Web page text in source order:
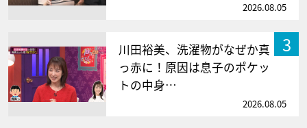
2026.08.05
3
川田裕美、洗濯物がなぜか真
っ赤に！原因は息子のポケッ
トの中身…
2026.08.05